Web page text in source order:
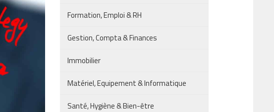
Formation, Emploi & RH
Gestion, Compta & Finances
Immobilier
Matériel, Equipement & Informatique
Santé, Hygiène & Bien-être